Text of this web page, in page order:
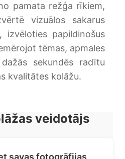
pamata režģa rīkiem,
vizuālos sakarus
izvēloties papildinošus
tēmas, apmales
sekundēs radītu
kvalitātes kolāžu.
veidotājs
savas fotogrāfijas